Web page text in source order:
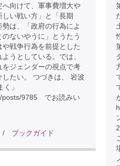
向けて、軍事費増大や
い戦い方」と「長期
は、「政府の行為によ
ないやうに」とうたう
戦争行為を前提とした
うとしている。では、
ジェンダーの視点で考
たい。 つづきは、 岩波
」
posts/9785 でお読みい
/ ブックガイド